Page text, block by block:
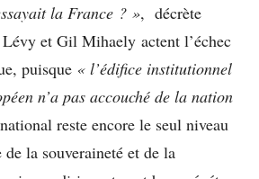
la France ? », décrète
et Gil Mihaely actent l’échec
puisque « l’édifice institutionnel
n’a pas accouché de la nation
reste encore le seul niveau
de la souveraineté et de la